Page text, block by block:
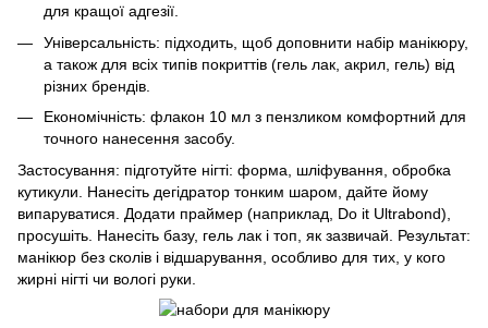
для кращої адгезії.
Універсальність: підходить, щоб доповнити набір манікюру,
а також для всіх типів покриттів (гель лак, акрил, гель) від
різних брендів.
Економічність: флакон 10 мл з пензликом комфортний для
точного нанесення засобу.
Застосування: підготуйте нігті: форма, шліфування, обробка
кутикули. Нанесіть дегідратор тонким шаром, дайте йому
випаруватися. Додати праймер (наприклад, Do it Ultrabond),
просушіть. Нанесіть базу, гель лак і топ, як зазвичай. Результат:
манікюр без сколів і відшарування, особливо для тих, у кого
жирні нігті чи вологі руки.